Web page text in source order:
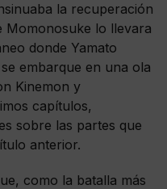
la recuperación
Momonosuke lo llevara
donde Yamato
embarque en una ola
Kinemon y
capítulos,
sobre las partes que
anterior.
como la batalla más